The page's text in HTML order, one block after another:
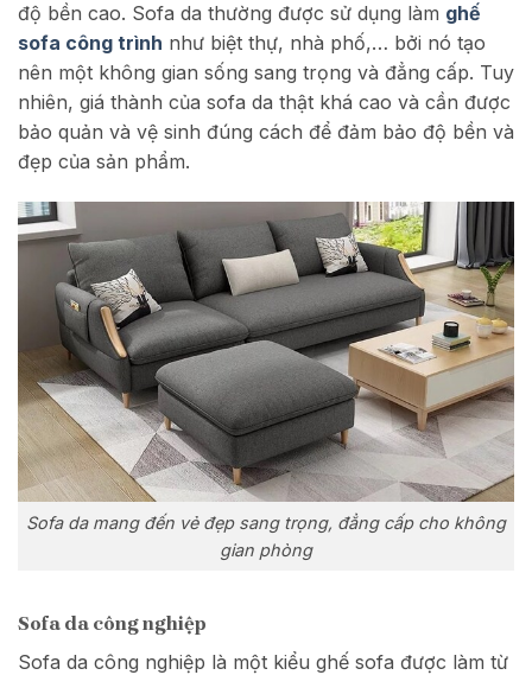
độ bền cao. Sofa da thường được sử dụng làm ghế
sofa công trình như biệt thự, nhà phố,… bởi nó tạo
nên một không gian sống sang trọng và đẳng cấp. Tuy
nhiên, giá thành của sofa da thật khá cao và cần được
bảo quản và vệ sinh đúng cách để đảm bảo độ bền và
đẹp của sản phẩm.
Sofa da mang đến vẻ đẹp sang trọng, đẳng cấp cho không
gian phòng
Sofa da công nghiệp
Sofa da công nghiệp là một kiểu ghế sofa được làm từ